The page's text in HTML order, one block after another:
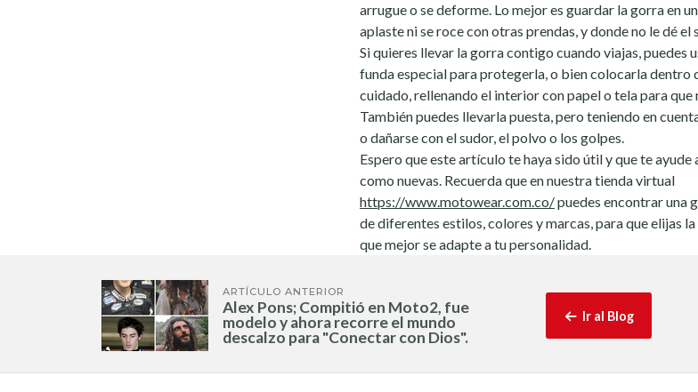
arrugue o se deforme. Lo mejor es guardar la gorra en
aplaste ni se roce con otras prendas, y donde no le dé
Si quieres llevar la gorra contigo cuando viajas, puedes
funda especial para protegerla, o bien colocarla dentro
cuidado, rellenando el interior con papel o tela para que
También puedes llevarla puesta, pero teniendo en
o dañarse con el sudor, el polvo o los golpes.
Espero que este artículo te haya sido útil y que te ayude
como nuevas. Recuerda que en nuestra tienda virtual
https://www.motowear.com.co/puedes encontrar una
de diferentes estilos, colores y marcas, para que elijas
que mejor se adapte a tu personalidad.
ARTÍCULO ANTERIOR
Alex Pons; Compitió en Moto2, fue
modelo y ahora recorre el mundo
descalzo para "Conectar con Dios".
Ir al Blog